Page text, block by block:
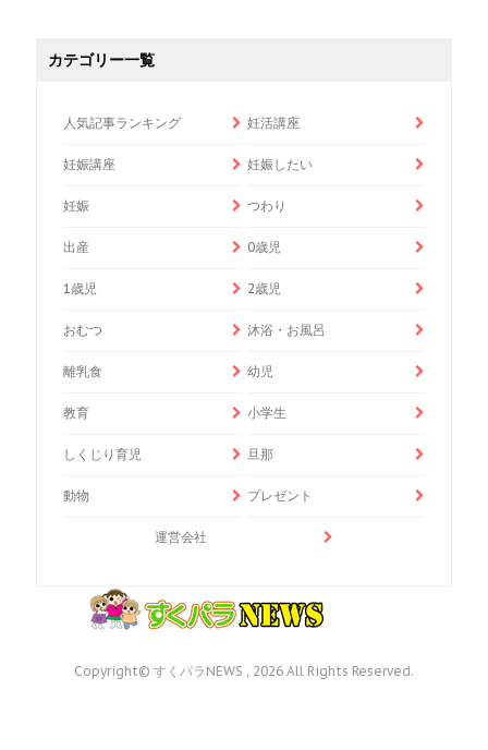
カテゴリー一覧
人気記事ランキング 妊活講座
妊娠講座 妊娠したい
妊娠 つわり
出産 0歳児
1歳児 2歳児
おむつ 沐浴・お風呂
離乳食 幼児
教育 小学生
しくじり育児 旦那
動物 プレゼント
運営会社
Copyright© すくパラNEWS , 2026 All Rights Reserved.